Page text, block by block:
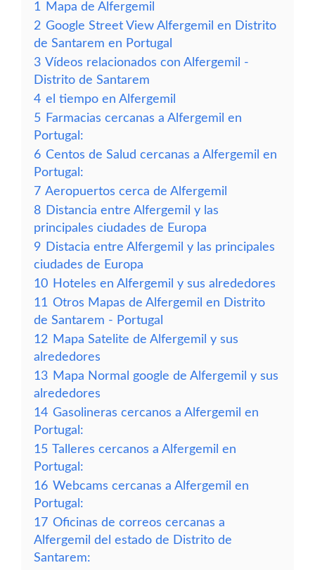
1
Mapa de Alfergemil
2 Google Street View Alfergemil en Distrito
de Santarem en Portugal
3 Vídeos relacionados con Alfergemil -
Distrito de Santarem
4 el tiempo en Alfergemil
5 Farmacias cercanas a Alfergemil en
Portugal:
6 Centos de Salud cercanas a Alfergemil en
Portugal:
7 Aeropuertos cerca de Alfergemil
8 Distancia entre Alfergemil y las
principales ciudades de Europa
9 Distacia entre Alfergemil y las principales
ciudades de Europa
10 Hoteles en Alfergemil y sus alrededores
11 Otros Mapas de Alfergemil en Distrito
de Santarem - Portugal
12 Mapa Satelite de Alfergemil y sus
alrededores
13 Mapa Normal google de Alfergemil y sus
alrededores
14 Gasolineras cercanos a Alfergemil en
Portugal:
15 Talleres cercanos a Alfergemil en
Portugal:
16 Webcams cercanas a Alfergemil en
Portugal:
17 Oficinas de correos cercanas a
Alfergemil del estado de Distrito de
Santarem: